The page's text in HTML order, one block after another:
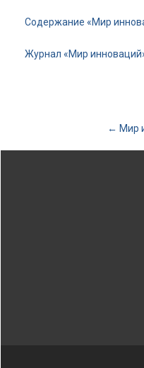
Содержание «Мир
Журнал «Мир
Post
← Мир